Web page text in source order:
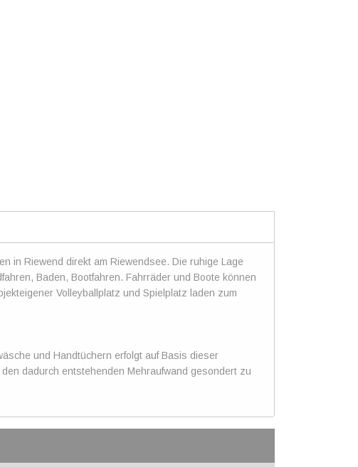
in Riewend direkt am Riewendsee. Die ruhige Lage
Baden, Bootfahren. Fahrräder und Boote können
Volleyballplatz und Spielplatz laden zum
und Handtüchern erfolgt auf Basis dieser
dadurch entstehenden Mehraufwand gesondert zu